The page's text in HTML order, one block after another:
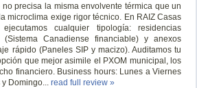
precisa la misma envolvente térmica que un
microclima exige rigor técnico. En RAIZ Casas
cualquier tipología: residencias
(Sistema Canadiense financiable) y anexos
rápido (Paneles SIP y macizo). Auditamos tu
que mejor asimile el PXOM municipal, los
financiero. Business hours: Lunes a Viernes
y Domingo...read full review »